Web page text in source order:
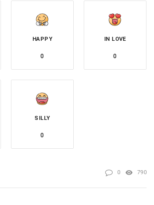
HAPPY
0
IN LOVE
0
SILLY
0
0 790